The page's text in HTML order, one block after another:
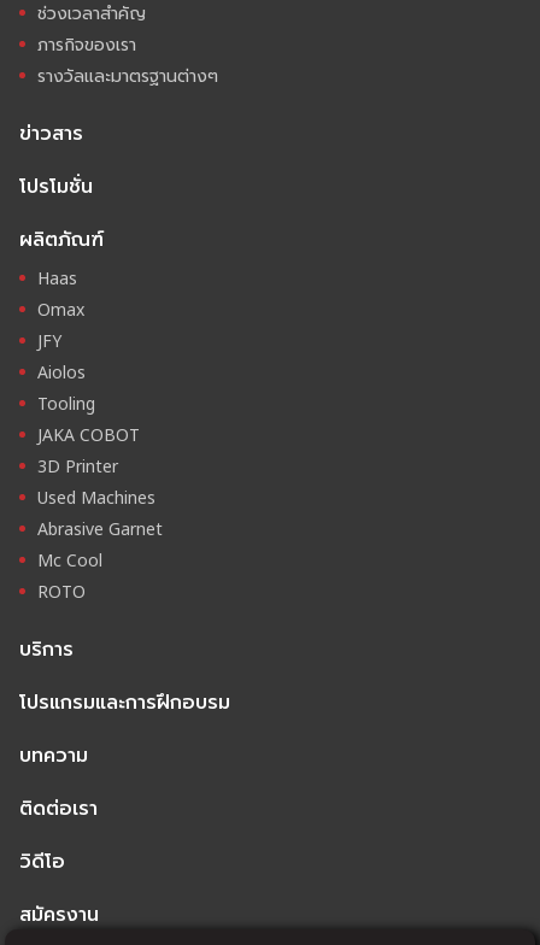
ช่วงเวลาสำคัญ
ภารกิจของเรา
รางวัลและมาตรฐานต่างๆ
ข่าวสาร
โปรโมชั่น
ผลิตภัณฑ์
Haas
Omax
JFY
Aiolos
Tooling
JAKA COBOT
3D Printer
Used Machines
Abrasive Garnet
Mc Cool
ROTO
บริการ
โปรแกรมและการฝึกอบรม
บทความ
ติดต่อเรา
วิดีโอ
สมัครงาน